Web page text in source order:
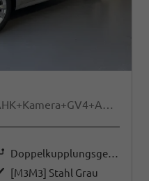
Selection 150PS TDI DSG AHK+Kamera+GV4+ACC+TravelAssist+Sunset+Alu+LightAssist
Getriebe
Doppelkupplungsgetriebe (DSG)
Außenfarbe
[M3M3] Stahl Grau